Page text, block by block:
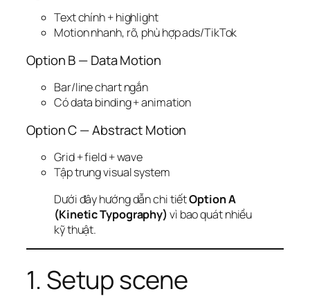
Text chính + highlight
Motion nhanh, rõ, phù hợp ads/TikTok
Option B — Data Motion
Bar/line chart ngắn
Có data binding + animation
Option C — Abstract Motion
Grid + field + wave
Tập trung visual system
Dưới đây hướng dẫn chi tiếtOption A
(Kinetic Typography) vì bao quát nhiều
kỹ thuật.
1. Setup scene